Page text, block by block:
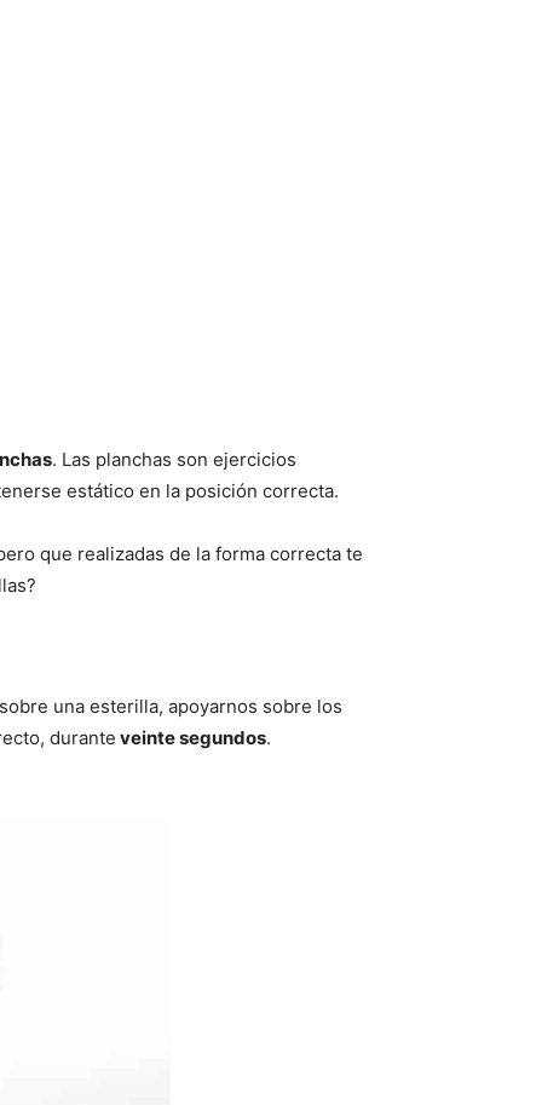
. Las planchas son ejercicios
estático en la posición correcta.
que realizadas de la forma correcta te
una esterilla, apoyarnos sobre los
durante veinte segundos.